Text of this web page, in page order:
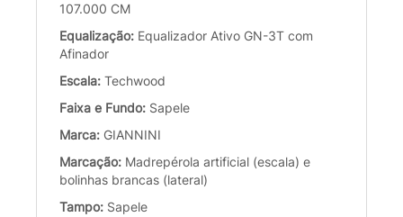
107.000 CM
Equalização: Equalizador Ativo GN-3T com
Afinador
Escala: Techwood
Faixa e Fundo: Sapele
Marca: GIANNINI
Marcação: Madrepérola artificial (escala) e
bolinhas brancas (lateral)
Tampo: Sapele